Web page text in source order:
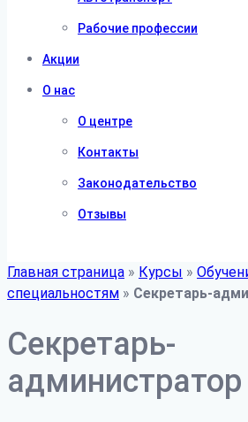
Рабочие профессии
Акции
О нас
О центре
Контакты
Законодательство
Отзывы
Главная страница » Курсы »
специальностям » Секретарь-
Секретарь-
администратор